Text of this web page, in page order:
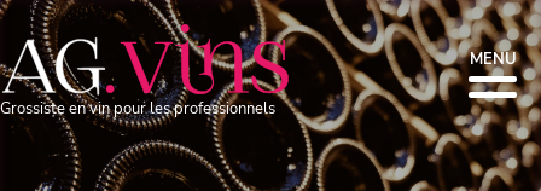
Grossiste en vin pour les professionnels
MENU